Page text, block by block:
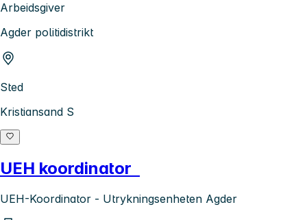
Arbeidsgiver
Agder politidistrikt
Sted
Kristiansand S
UEH koordinator
UEH-Koordinator - Utrykningsenheten Agder